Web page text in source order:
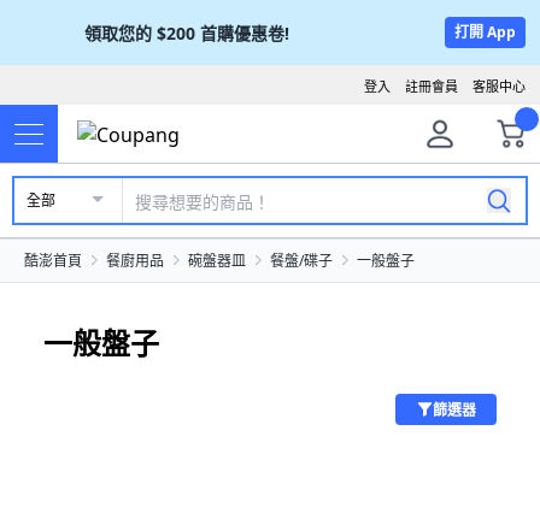
領取您的 $200 首購優惠卷! 打開 App
客服中心
註冊會員
登入
全部
酷澎首頁 餐廚用品 碗盤器皿 餐盤/碟子 一般盤子
一般盤子
篩選器